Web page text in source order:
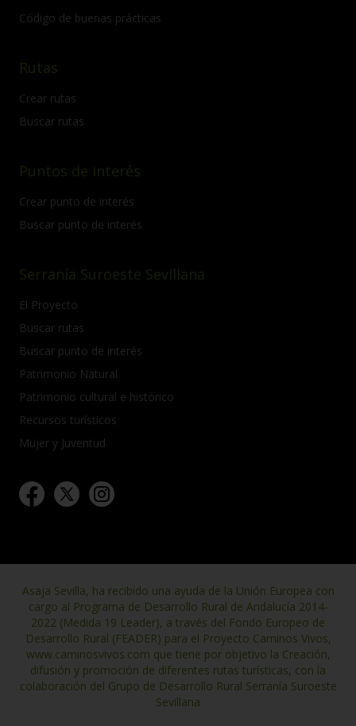
Código de buenas prácticas
Rutas
Crear rutas
Buscar rutas
Puntos de interés
Crear punto de interés
Buscar punto de interés
Serranía Suroeste Sevillana
El Proyecto
Buscar rutas
Buscar punto de interés
Patrimonio Natural
Patrimonio cultural e histórico
Recursos turísticos
Mujer y Juventud
Asaja Sevilla, ha recibido una ayuda de la Unión Europea con
cargo al Programa de Desarrollo Rural de Andalucía 2014-
2022 (Medida 19 Leader), a través del Fondo Europeo de
Desarrollo Rural (FEADER) para el Proyecto Caminos Vivos,
www.caminosvivos.com que tiene por objetivo la Creación,
difusión y promoción de diferentes rutas turísticas, con la
colaboración del Grupo de Desarrollo Rural Serranía Suroeste
Sevillana